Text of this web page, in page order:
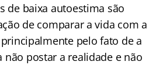
de baixa autoestima são
de comparar a vida com a
pelo fato de a
não postar a realidade e não